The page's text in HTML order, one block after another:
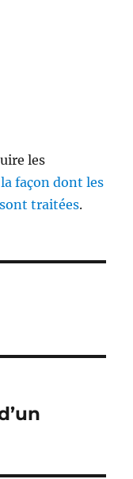
les
façon dont les
traitées.